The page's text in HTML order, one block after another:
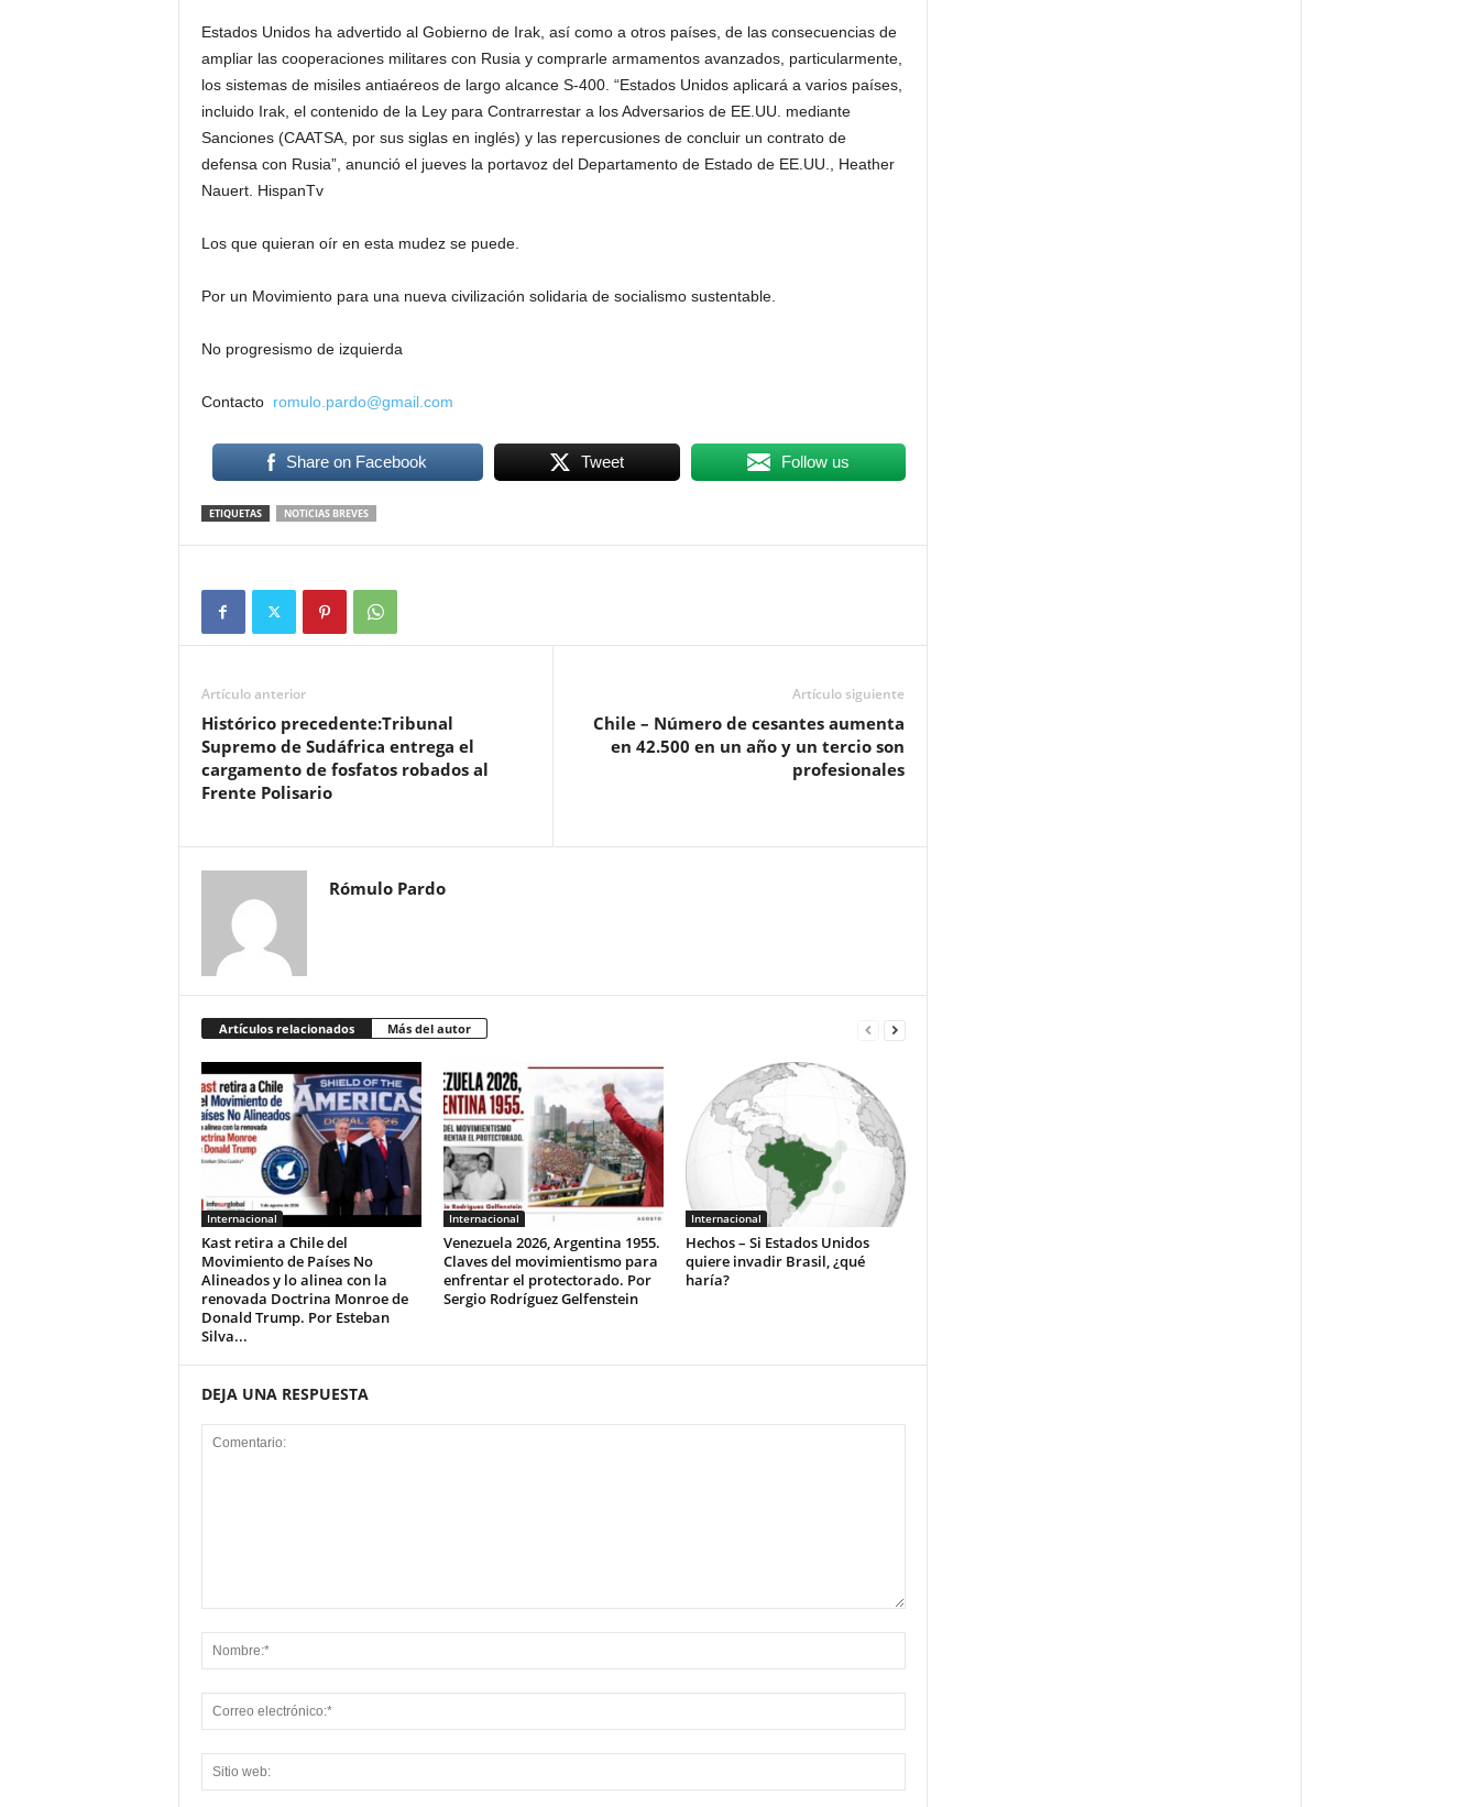
Estados Unidos ha advertido al Gobierno de Irak, así como a otros países, de las consecuencias de
ampliar las cooperaciones militares con Rusia y comprarle armamentos avanzados, particularmente,
los sistemas de misiles antiaéreos de largo alcance S-400. “Estados Unidos aplicará a varios países,
incluido Irak, el contenido de la Ley para Contrarrestar a los Adversarios de EE.UU. mediante
Sanciones (CAATSA, por sus siglas en inglés) y las repercusiones de concluir un contrato de
defensa con Rusia”, anunció el jueves la portavoz del Departamento de Estado de EE.UU., Heather
Nauert. HispanTv
Los que quieran oír en esta mudez se puede.
Por un Movimiento para una nueva civilización solidaria de socialismo sustentable.
No progresismo de izquierda
Contacto romulo.pardo@gmail.com
Share on Facebook Tweet Follow us
ETIQUETAS NOTICIAS BREVES
Artículo anterior
Histórico precedente:Tribunal
Supremo de Sudáfrica entrega el
cargamento de fosfatos robados al
Frente Polisario
Artículo siguiente
Chile – Número de cesantes aumenta
en 42.500 en un año y un tercio son
profesionales
Rómulo Pardo
Artículos relacionados Más del autor
Internacional
Kast retira a Chile del
Movimiento de Países No
Alineados y lo alinea con la
renovada Doctrina Monroe de
Donald Trump. Por Esteban
Silva...
Internacional
Venezuela 2026, Argentina 1955.
Claves del movimientismo para
enfrentar el protectorado. Por
Sergio Rodríguez Gelfenstein
Internacional
Hechos – Si Estados Unidos
quiere invadir Brasil, ¿qué
haría?
DEJA UNA RESPUESTA